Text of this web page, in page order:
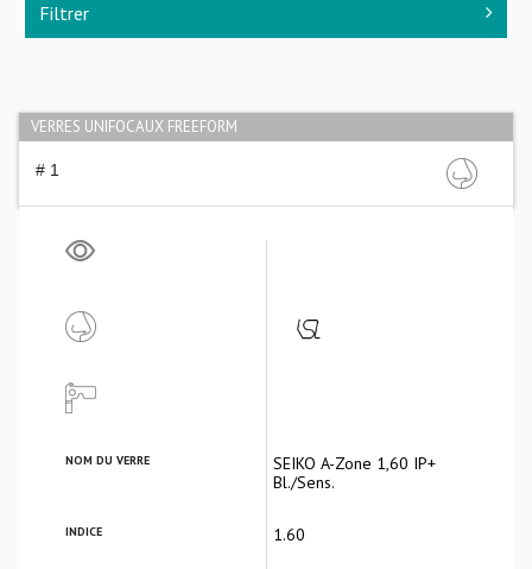
Filtrer
VERRES UNIFOCAUX FREEFORM
# 1
NOM DU VERRE
SEIKO A-Zone 1,60 IP+
Bl./Sens.
INDICE 1.60